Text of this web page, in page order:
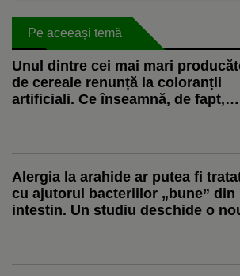
Pe aceeași temă
Unul dintre cei mai mari
de cereale renunță la coloranții
artificiali. Ce înseamnă, de fapt,
Alergia la arahide ar putea fi
cu ajutorul bacteriilor „bune” din
intestin. Un studiu deschide o